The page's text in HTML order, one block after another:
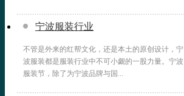
宁波服装行业
不管是外来的红帮文化，还是本土的原创设计，宁
波服装都是服装行业中不可小觑的一股力量。宁波
服装节，除了为宁波品牌与国...